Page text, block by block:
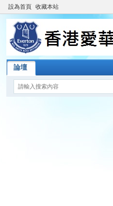
設為首頁 收藏本站
論壇